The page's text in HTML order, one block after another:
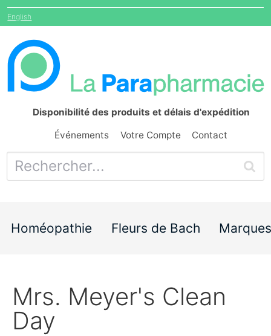
English
Disponibilité des produits et délais d'expédition
Événements Votre Compte Contact
Homéopathie Fleurs de Bach Marques
Mrs. Meyer's Clean
Day